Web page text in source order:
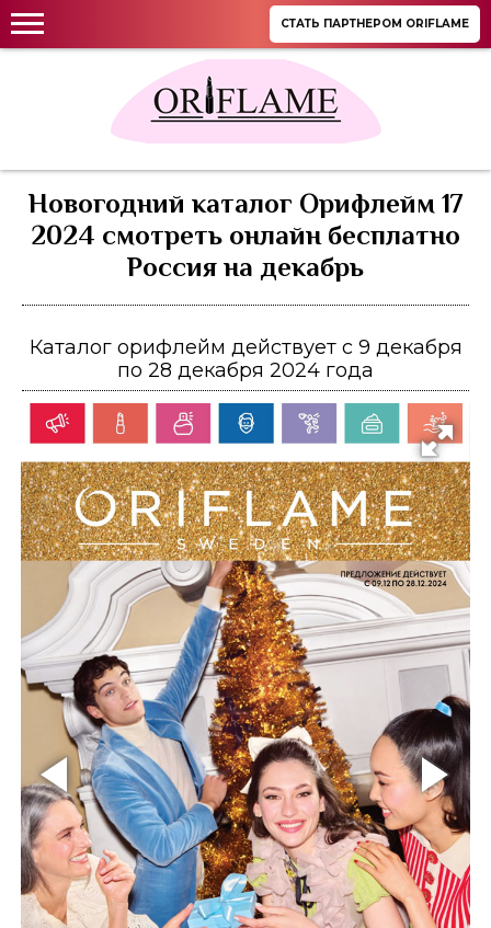
СТАТЬ ПАРТНЕРОМ ORIFLAME
Новогодний каталог Орифлейм 17
2024 смотреть онлайн бесплатно
Россия на декабрь
Каталог орифлейм действует с 9 декабря
по 28 декабря 2024 года